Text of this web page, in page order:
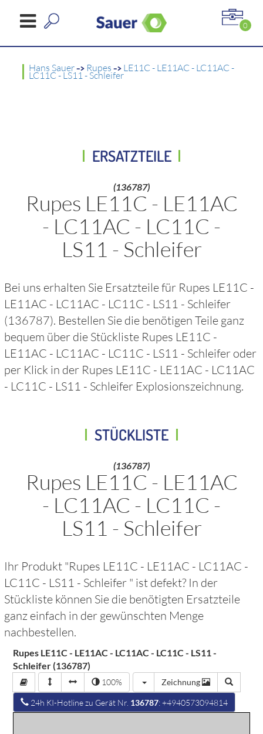
0
Hans Sauer-> Rupes -> LE11C - LE11AC - LC11AC -
LC11C - LS11 - Schleifer
ERSATZTEILE
(136787)
Rupes LE11C - LE11AC
- LC11AC - LC11C -
LS11 - Schleifer
Bei uns erhalten Sie Ersatzteile für Rupes LE11C -
LE11AC - LC11AC - LC11C - LS11 - Schleifer
(136787). Bestellen Sie die benötigen Teile ganz
bequem über die Stückliste Rupes LE11C -
LE11AC - LC11AC - LC11C - LS11 - Schleifer oder
per Klick in der Rupes LE11C - LE11AC - LC11AC
- LC11C - LS11 - Schleifer Explosionszeichnung.
STÜCKLISTE
(136787)
Rupes LE11C - LE11AC
- LC11AC - LC11C -
LS11 - Schleifer
Ihr Produkt "Rupes LE11C - LE11AC - LC11AC -
LC11C - LS11 - Schleifer " ist defekt? In der
Stückliste können Sie die benötigten Ersatzteile
ganz einfach in der gewünschten Menge
nachbestellen.
Rupes LE11C - LE11AC - LC11AC - LC11C - LS11 -
Schleifer (136787)
100% Zeichnung
24h KI-Hotline zu Gerät Nr. 136787: +4940573094814